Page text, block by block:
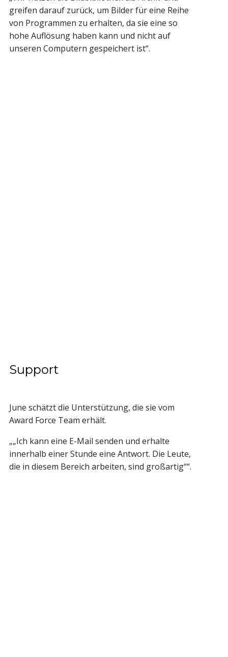
greifen darauf zurück, um Bilder für eine Reihe
von Programmen zu erhalten, da sie eine so
hohe Auflösung haben kann und nicht auf
unseren Computern gespeichert ist“.
Support
June schätzt die Unterstützung, die sie vom
Award Force Team erhält.
„„Ich kann eine E-Mail senden und erhalte
innerhalb einer Stunde eine Antwort. Die Leute,
die in diesem Bereich arbeiten, sind großartig““.